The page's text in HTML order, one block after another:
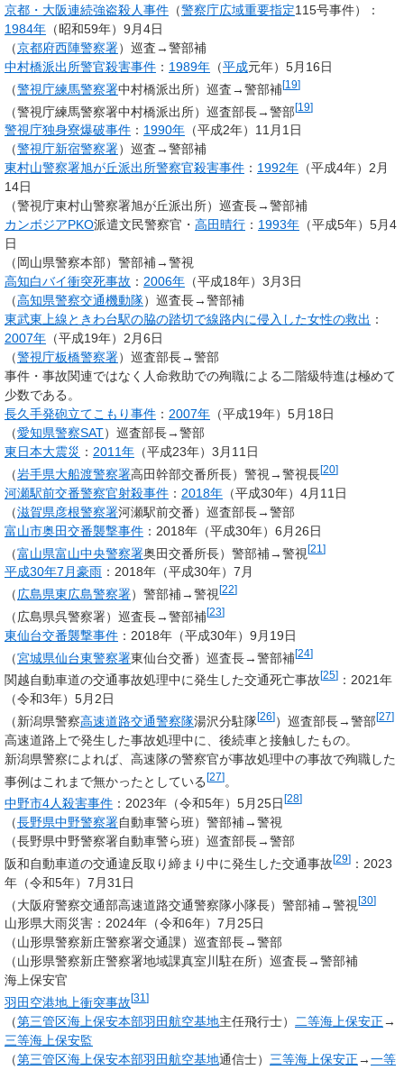
京都・大阪連続強盗殺人事件 （警察庁広域重要指定115号事件）：
1984年 （昭和59年）9月4日
（京都府西陣警察署）巡査→警部補
中村橋派出所警官殺害事件 ： 1989年 （平成元年）5月16日
（警視庁練馬警察署中村橋派出所）巡査→警部補[19]
（警視庁練馬警察署中村橋派出所）巡査部長→警部[19]
警視庁独身寮爆破事件 ： 1990年 （平成2年）11月1日
（警視庁新宿警察署）巡査→警部補
東村山警察署旭が丘派出所警察官殺害事件 ： 1992年 （平成4年）2月
14日
（警視庁東村山警察署旭が丘派出所）巡査長→警部補
カンボジアPKO派遣文民警察官・ 高田晴行 ： 1993年 （平成5年）5月4
日
（岡山県警察本部）警部補→警視
高知白バイ衝突死事故 ： 2006年 （平成18年）3月3日
（高知県警察交通機動隊）巡査長→警部補
東武東上線ときわ台駅の脇の踏切で線路内に侵入した女性の救出 ：
2007年 （平成19年）2月6日
（警視庁板橋警察署）巡査部長→警部
事件・事故関連ではなく人命救助での殉職による二階級特進は極めて
少数である。
長久手発砲立てこもり事件 ： 2007年 （平成19年）5月18日
（愛知県警察SAT）巡査部長→警部
東日本大震災 ： 2011年 （平成23年）3月11日
（岩手県大船渡警察署高田幹部交番所長）警視→警視長[20]
河瀬駅前交番警察官射殺事件 ： 2018年 （平成30年）4月11日
（滋賀県彦根警察署河瀬駅前交番）巡査部長→警部
富山市奥田交番襲撃事件 ：2018年（平成30年）6月26日
（富山県富山中央警察署奥田交番所長）警部補→警視[21 ]
平成30年7月豪雨 ：2018年（平成30年）7月
（広島県東広島警察署）警部補→警視 [22]
（広島県呉警察署）巡査長→警部補[23]
東仙台交番襲撃事件 ：2018年（平成30年）9月19日
（宮城県仙台東警察署東仙台交番）巡査長→警部補[24]
関越自動車道の交通事故処理中に発生した交通死亡事故[25] ：2021年
（令和3年）5月2日
（新潟県警察高速道路交通警察隊湯沢分駐隊[26] ）巡査部長→警部[27]
高速道路上で発生した事故処理中に、後続車と接触したもの。
新潟県警察によれば、高速隊の警察官が事故処理中の事故で殉職した
事例はこれまで無かったとしている[27]。
中野市4人殺害事件 ：2023年（令和5年）5月25日 [28]
（長野県中野警察署自動車警ら班）警部補→警視
（長野県中野警察署自動車警ら班）巡査部長→警部
阪和自動車道の交通違反取り締まり中に発生した交通事故[29] ：2023
年（令和5年）7月31日
（大阪府警察交通部高速道路交通警察隊小隊長）警部補→警視[30]
山形県大雨災害：2024年（令和6年）7月25日
（山形県警察新庄警察署交通課）巡査部長→警部
（山形県警察新庄警察署地域課真室川駐在所）巡査長→警部補
海上保安官
羽田空港地上衝突事故[31 ]
（第三管区海上保安本部羽田航空基地主任飛行士） 二等海上保安正→
三等海上保安監
（第三管区海上保安本部羽田航空基地通信士） 三等海上保安正→一等